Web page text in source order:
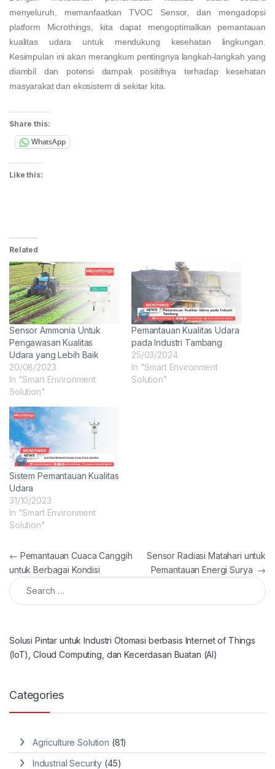
menyeluruh, memanfaatkan TVOC Sensor, dan mengadopsi
platform Microthings, kita dapat mengoptimalkan pemantauan
kualitas udara untuk mendukung kesehatan lingkungan.
Kesimpulan ini akan merangkum pentingnya langkah-langkah yang
diambil dan potensi dampak positifnya terhadap kesehatan
masyarakat dan ekosistem di sekitar kita.
Share this:
WhatsApp
Like this:
Related
Sensor Ammonia Untuk
Pengawasan Kualitas
Udara yang Lebih Baik
20/08/2023
In "Smart Environment
Solution"
Pemantauan Kualitas Udara
pada Industri Tambang
25/03/2024
In "Smart Environment
Solution"
Sistem Pemantauan Kualitas
Udara
31/10/2023
In "Smart Environment
Solution"
Post navigation
← Pemantauan Cuaca Canggih
untuk Berbagai Kondisi
Sensor Radiasi Matahari untuk
Pemantauan Energi Surya →
Search for:
Solusi Pintar untuk Industri Otomasi berbasis Internet of Things
(IoT), Cloud Computing, dan Kecerdasan Buatan (AI)
Categories
Agriculture Solution (81)
Industrial Security (45)